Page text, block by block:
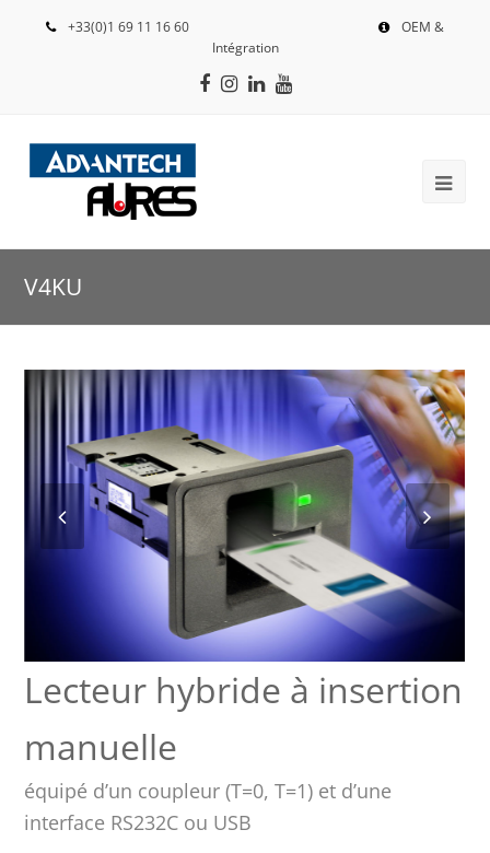
+33(0)1 69 11 16 60
OEM &
Intégration
Facebook
Instagram
LinkedIn
Youtube
V4KU
Lecteur hybride à insertion
manuelle
équipé d’un coupleur (T=0, T=1) et d’une
interface RS232C ou USB